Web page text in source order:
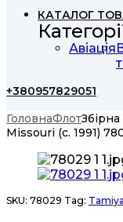
КАТАЛОГ
Авіація
+380957829051
ГоловнаФлот
Missouri (c. 1991)
SKU: 78029 Tag: Tamiya